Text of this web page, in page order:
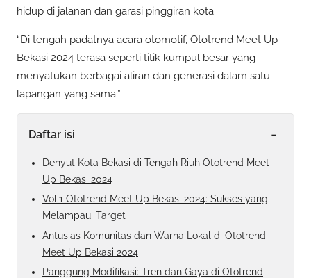
hidup di jalanan dan garasi pinggiran kota.
“Di tengah padatnya acara otomotif, Ototrend Meet Up
Bekasi 2024 terasa seperti titik kumpul besar yang
menyatukan berbagai aliran dan generasi dalam satu
lapangan yang sama.”
Daftar isi -
Denyut Kota Bekasi di Tengah Riuh Ototrend Meet
Up Bekasi 2024
Vol.1 Ototrend Meet Up Bekasi 2024: Sukses yang
Melampaui Target
Antusias Komunitas dan Warna Lokal di Ototrend
Meet Up Bekasi 2024
Panggung Modifikasi: Tren dan Gaya di Ototrend